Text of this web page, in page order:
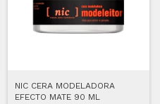
NIC CERA MODELADORA
EFECTO MATE 90 ML